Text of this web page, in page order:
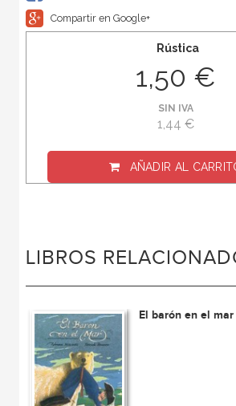
Compartir en Google+
Rústica
1,50 €
SIN IVA
1,44 €
AÑADIR AL
LIBROS
El barón en el mar